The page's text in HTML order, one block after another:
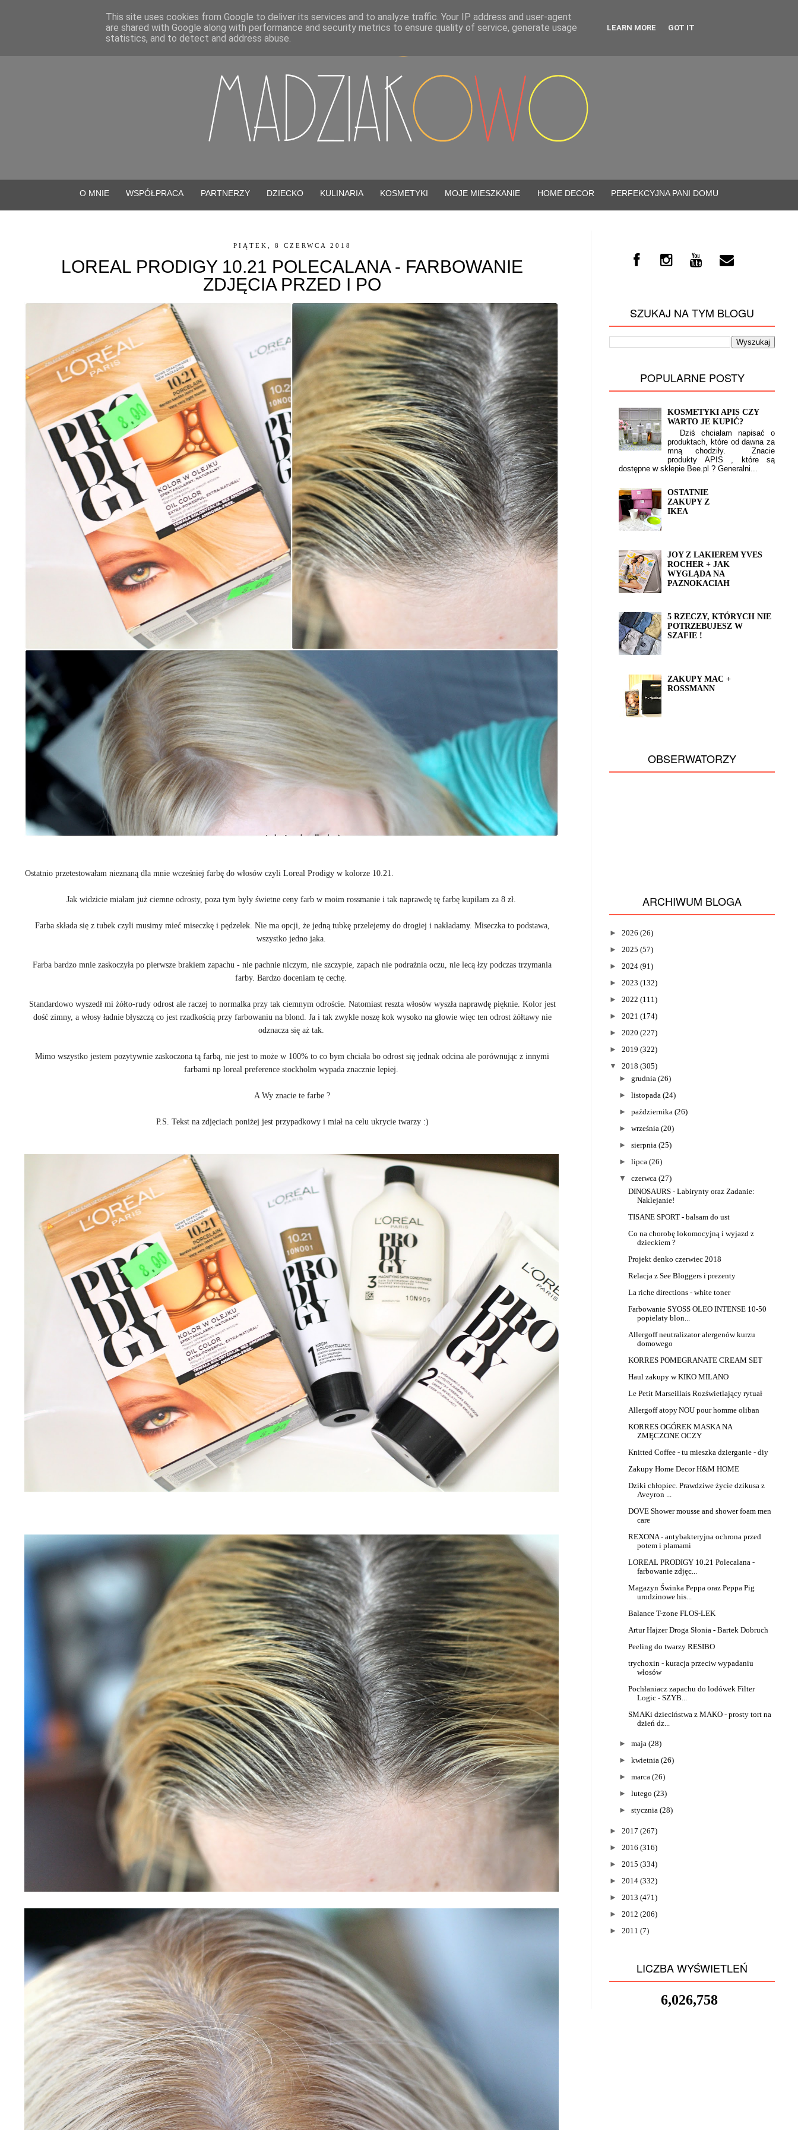
O MNIE WSPÓŁPRACA PARTNERZY DZIECKO KULINARIA KOSMETYKI MOJE MIESZKANIE HOME DECOR PERFEKCYJNA PANI DOMU
PIĄTEK, 8 CZERWCA 2018
LOREAL PRODIGY 10.21 POLECALANA - FARBOWANIE
ZDJĘCIA PRZED I PO
Ostatnio przetestowałam nieznaną dla mnie wcześniej farbę do włosów czyli Loreal Prodigy w kolorze 10.21.
Jak widzicie miałam już ciemne odrosty, poza tym były świetne ceny farb w moim rossmanie i tak naprawdę tę farbę kupiłam za 8 zł.
Farba składa się z tubek czyli musimy mieć miseczkę i pędzelek. Nie ma opcji, że jedną tubkę przelejemy do drogiej i nakładamy. Miseczka to podstawa,
wszystko jedno jaka.
Farba bardzo mnie zaskoczyła po pierwsze brakiem zapachu - nie pachnie niczym, nie szczypie, zapach nie podrażnia oczu, nie lecą łzy podczas trzymania
farby. Bardzo doceniam tę cechę.
Standardowo wyszedł mi żółto-rudy odrost ale raczej to normalka przy tak ciemnym odroście. Natomiast reszta włosów wyszła naprawdę pięknie. Kolor jest
dość zimny, a włosy ładnie błyszczą co jest rzadkością przy farbowaniu na blond. Ja i tak zwykle noszę kok wysoko na głowie więc ten odrost żółtawy nie
odznacza się aż tak.
Mimo wszystko jestem pozytywnie zaskoczona tą farbą, nie jest to może w 100% to co bym chciała bo odrost się jednak odcina ale porównując z innymi
farbami np loreal preference stockholm wypada znacznie lepiej.
A Wy znacie te farbe ?
P.S. Tekst na zdjęciach poniżej jest przypadkowy i miał na celu ukrycie twarzy :)
SZUKAJ NA TYM BLOGU
POPULARNE POSTY
KOSMETYKI APIS CZY
WARTO JE KUPIĆ?
Dziś chciałam napisać o
produktach, które od dawna za
mną chodziły. Znacie
produkty APIS , które są
dostępne w sklepie Bee.pl ? Generalni...
OSTATNIE
ZAKUPY Z
IKEA
JOY Z LAKIEREM YVES
ROCHER + JAK
WYGLĄDA NA
PAZNOKACIAH
5 RZECZY, KTÓRYCH NIE
POTRZEBUJESZ W
SZAFIE !
ZAKUPY MAC +
ROSSMANN
OBSERWATORZY
ARCHIWUM BLOGA
► 2026 (26)
► 2025 (57)
► 2024 (91)
► 2023 (132)
► 2022 (111)
► 2021 (174)
► 2020 (227)
► 2019 (322)
▼
2018 (305)
► grudnia (26)
► listopada (24)
► października (26)
► września (20)
► sierpnia (25)
► lipca (26)
▼
czerwca (27)
DINOSAURS - Labirynty oraz Zadanie:
Naklejanie!
TISANE SPORT - balsam do ust
Co na chorobę lokomocyjną i wyjazd z
dzieckiem ?
Projekt denko czerwiec 2018
Relacja z See Bloggers i prezenty
La riche directions - white toner
Farbowanie SYOSS OLEO INTENSE 10-50
popielaty blon...
Allergoff neutralizator alergenów kurzu
domowego
KORRES POMEGRANATE CREAM SET
Haul zakupy w KIKO MILANO
Le Petit Marseillais Rozświetlający rytuał
Allergoff atopyNOU pour homme oliban
KORRES OGÓREK MASKA NA
ZMĘCZONE OCZY
Knitted Coffee - tu mieszka dzierganie - diy
Zakupy Home Decor H&M HOME
Dziki chłopiec. Prawdziwe życie dzikusa z
Aveyron ...
DOVE Shower mousse and shower foam men
care
REXONA - antybakteryjna ochrona przed
potem i plamami
LOREAL PRODIGY 10.21 Polecalana -
farbowanie zdjęc...
Magazyn Świnka Peppa oraz Peppa Pig
urodzinowe his...
Balance T-zone FLOS-LEK
Artur Hajzer Droga Słonia - Bartek Dobruch
Peeling do twarzy RESIBO
trychoxin - kuracja przeciw wypadaniu
włosów
Pochłaniacz zapachu do lodówek Filter
Logic - SZYB...
SMAKi dzieciństwa z MAKO - prosty tort na
dzień dz...
► maja (28)
► kwietnia (26)
► marca (26)
► lutego (23)
► stycznia (28)
► 2017 (267)
► 2016 (316)
► 2015 (334)
► 2014 (332)
► 2013 (471)
► 2012 (206)
► 2011 (7)
LICZBA WYŚWIETLEŃ
6,026,758
This site uses cookies from Google to deliver its services and to analyze traffic. Your IP address and user-agent
are shared with Google along with performance and security metrics to ensure quality of service, generate usage
statistics, and to detect and address abuse.
LEARN MORE GOT IT